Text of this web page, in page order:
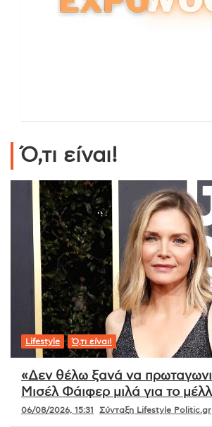
Ό,τι είναι!
Lifestyle Ό,τι είναι!
«Δεν θέλω ξανά να
Μισέλ Φάιφερ μιλά για το
06/08/2026, 15:31 Σύνταξη Lifestyle Politic.gr